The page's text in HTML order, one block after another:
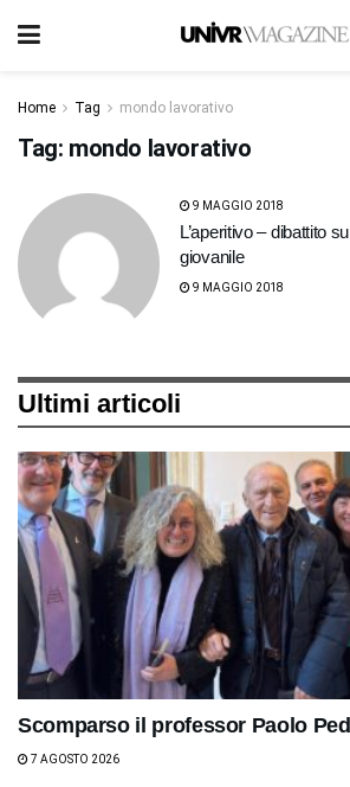
Home Tag mondo lavorativo
Tag: mondo lavorativo
9 MAGGIO 2018
L’aperitivo – dibattito
giovanile
9 MAGGIO 2018
Ultimi articoli
Scomparso il professor Paolo
7 AGOSTO 2026